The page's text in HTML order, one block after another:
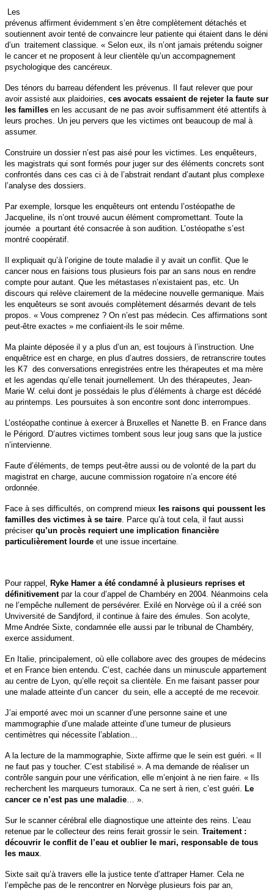
Les
prévenus affirment évidemment s’en être complètement détachés et
soutiennent avoir tenté de convaincre leur patiente qui étaient dans le déni
d’un traitement classique. « Selon eux, ils n’ont jamais prétendu soigner
le cancer et ne proposent à leur clientèle qu’un accompagnement
psychologique des cancéreux.
Des ténors du barreau défendent les prévenus. Il faut relever que pour
avoir assisté aux plaidoiries, ces avocats essaient de rejeter la faute sur
les familles en les accusant de ne pas avoir suffisamment été attentifs à
leurs proches. Un jeu pervers que les victimes ont beaucoup de mal à
assumer.
Construire un dossier n’est pas aisé pour les victimes. Les enquêteurs,
les magistrats qui sont formés pour juger sur des éléments concrets sont
confrontés dans ces cas ci à de l’abstrait rendant d’autant plus complexe
l’analyse des dossiers.
Par exemple, lorsque les enquêteurs ont entendu l’ostéopathe de
Jacqueline, ils n’ont trouvé aucun élément compromettant. Toute la
journée a pourtant été consacrée à son audition. L’ostéopathe s’est
montré coopératif.
Il expliquait qu’à l’origine de toute maladie il y avait un conflit. Que le
cancer nous en faisions tous plusieurs fois par an sans nous en rendre
compte pour autant. Que les métastases n’existaient pas, etc. Un
discours qui relève clairement de la médecine nouvelle germanique. Mais
les enquêteurs se sont avoués complètement désarmés devant de tels
propos. « Vous comprenez ? On n’est pas médecin. Ces affirmations sont
peut-être exactes » me confiaient-ils le soir même.
Ma plainte déposée il y a plus d’un an, est toujours à l’instruction. Une
enquêtrice est en charge, en plus d’autres dossiers, de retranscrire toutes
les K7 des conversations enregistrées entre les thérapeutes et ma mère
et les agendas qu’elle tenait journellement. Un des thérapeutes, Jean-
Marie W. celui dont je possédais le plus d’éléments à charge est décédé
au printemps. Les poursuites à son encontre sont donc interrompues.
L’ostéopathe continue à exercer à Bruxelles et Nanette B. en France dans
le Périgord. D’autres victimes tombent sous leur joug sans que la justice
n’intervienne.
Faute d’éléments, de temps peut-être aussi ou de volonté de la part du
magistrat en charge, aucune commission rogatoire n’a encore été
ordonnée.
Face à ses difficultés, on comprend mieux les raisons qui poussent les
familles des victimes à se taire. Parce qu’à tout cela, il faut aussi
préciser qu’un procès requiert une implication financière
particulièrement lourde et une issue incertaine.
Pour rappel, Ryke Hamer a été condamné à plusieurs reprises et
définitivementpar la cour d’appel de Chambéry en 2004. Néanmoins cela
ne l’empêche nullement de persévérer. Exilé en Norvège où il a créé son
Unviversité de Sandjford, il continue à faire des émules. Son acolyte,
Mme Andrée Sixte, condamnée elle aussi par le tribunal de Chambéry,
exerce assidument.
En Italie, principalement, où elle collabore avec des groupes de médecins
et en France bien entendu. C’est, cachée dans un minuscule appartement
au centre de Lyon, qu’elle reçoit sa clientèle. En me faisant passer pour
une malade atteinte d’un cancer du sein, elle a accepté de me recevoir.
J’ai emporté avec moi un scanner d’une personne saine et une
mammographie d’une malade atteinte d’une tumeur de plusieurs
centimètres qui nécessite l’ablation…
A la lecture de la mammographie, Sixte affirme que le sein est guéri. « Il
ne faut pas y toucher. C’est stabilisé ». A ma demande de réaliser un
contrôle sanguin pour une vérification, elle m’enjoint à ne rien faire. « Ils
recherchent les marqueurs tumoraux. Ca ne sert à rien, c’est guéri. Le
cancer ce n’est pas une maladie… ».
Sur le scanner cérébral elle diagnostique une atteinte des reins. L’eau
retenue par le collecteur des reins ferait grossir le sein. Traitement :
découvrir le conflit de l’eau et oublier le mari, responsable de tous
les maux.
Sixte sait qu’à travers elle la justice tente d’attraper Hamer. Cela ne
l’empêche pas de le rencontrer en Norvège plusieurs fois par an,